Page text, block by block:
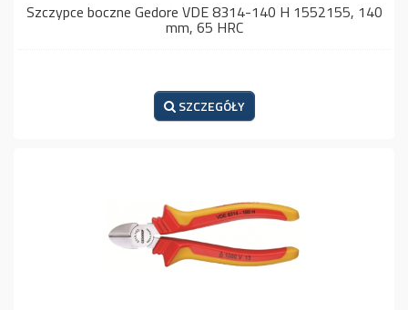
Szczypce boczne Gedore VDE 8314-140 H 1552155, 140
mm, 65 HRC
SZCZEGÓŁY